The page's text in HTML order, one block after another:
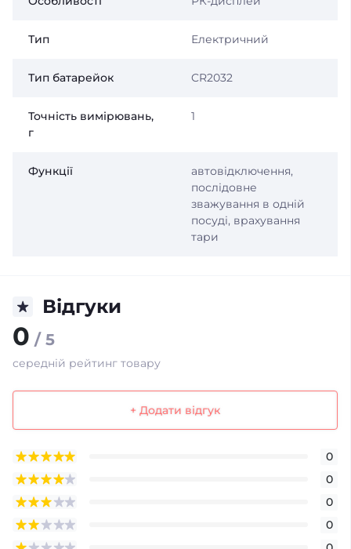
Тип Електричний
Тип батарейок CR2032
Точність вимірювань,
г
1
Функції
автовідключення,
послідовне
зважування в одній
посуді, врахування
тари
Відгуки
0 / 5
середній рейтинг товару
+ Додати відгук
0
0
0
0